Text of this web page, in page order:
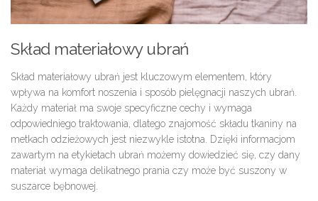
Skład materiałowy ubrań
Skład materiałowy ubrań jest kluczowym elementem, który
wpływa na komfort noszenia i sposób pielęgnacji naszych ubrań.
Każdy materiał ma swoje specyficzne cechy i wymaga
odpowiedniego traktowania, dlatego znajomość składu tkaniny na
metkach odzieżowych jest niezwykle istotna. Dzięki informacjom
zawartym na etykietach ubrań możemy dowiedzieć się, czy dany
materiał wymaga delikatnego prania czy może być suszony w
suszarce bębnowej.